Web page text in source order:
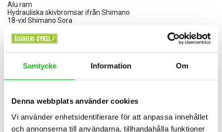
Samtycke Information Om
Denna webbplats använder cookies
Vi använder enhetsidentifierare för att anpassa innehållet
och annonserna till användarna, tillhandahålla funktioner
Alu ram
Hydrauliska skivbromsar ifrån Shimano
18-vxl Shimano Sora
Livstids garanti på ramen när man registrerar cykeln på Orbeas
Välj Alternativ